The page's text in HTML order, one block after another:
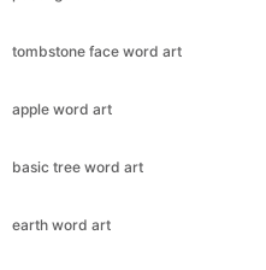
tombstone face word art
apple word art
basic tree word art
earth word art